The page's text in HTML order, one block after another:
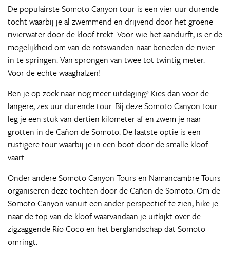
De populairste Somoto Canyon tour is een vier uur durende
tocht waarbij je al zwemmend en drijvend door het groene
rivierwater door de kloof trekt. Voor wie het aandurft, is er de
mogelijkheid om van de rotswanden naar beneden de rivier
in te springen. Van sprongen van twee tot twintig meter.
Voor de echte waaghalzen!
Ben je op zoek naar nog meer uitdaging? Kies dan voor de
langere, zes uur durende tour. Bij deze Somoto Canyon tour
leg je een stuk van dertien kilometer af en zwem je naar
grotten in de Cañon de Somoto. De laatste optie is een
rustigere tour waarbij je in een boot door de smalle kloof
vaart.
Onder andere Somoto Canyon Tours en Namancambre Tours
organiseren deze tochten door de Cañon de Somoto. Om de
Somoto Canyon vanuit een ander perspectief te zien, hike je
naar de top van de kloof waarvandaan je uitkijkt over de
zigzaggende Río Coco en het berglandschap dat Somoto
omringt.